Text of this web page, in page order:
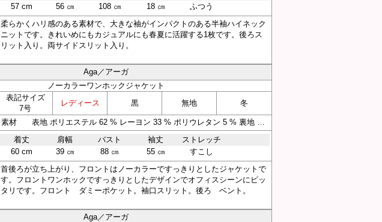
57 cm
56 ㎝ 108 ㎝ 18 ㎝
ふつう
柔らかくハリ感のある素材で、大きな袖がインパクトのある半袖ハイネック
ニットです。きれいめにもカジュアルにも春夏に活躍する1枚です。後ろス
リット入り。両サイドスリット入り。
Aga／アーガ
ノーカラーワンホックジャケット
表記サイズ
7号
レディース 黒 無地 冬
素材 表地 ポリエステル 62 % レーヨン 33 % ポリウレタン 5 % 裏地 ポリエステル 64 % 複合繊維（ポリエステル） 36 %
着丈
肩幅 バスト 袖丈
ストレッチ
60 cm
39 ㎝ 88 ㎝ 55 ㎝
すこし
首後ろが立ち上がり、フロントはノーカラーですっきりとしたジャケットで
す。フロントワンホックですっきりとしたデザインでオフィスシーンにピッ
タリです。フロント ダミーポケット。袖口スリット。後ろ ベント。
Aga／アーガ